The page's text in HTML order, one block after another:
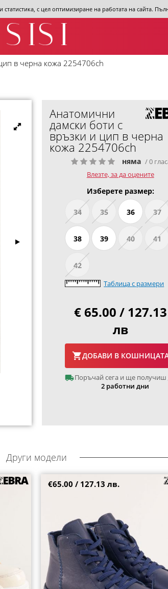
с цел оптимизиране на работата на сайта.
в черна кожа 2254706ch
Анатомични
дамски боти с
връзки и цип в черна
кожа 2254706ch
няма / 0
Влезте, за да оцените
Изберете размер:
34 35 36 37
38 39 40 41
42
Таблица с размери
€ 65.00 / 127.13
лв
ДОБАВИ В
Поръчай сега и ще получиш
2 работни дни
Други модели
Спортни сини кожени боти с
€65.00 / 127.13 лв.